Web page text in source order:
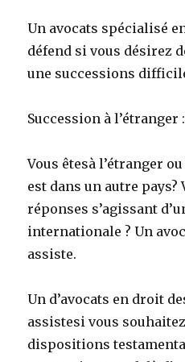
Un avocats spécialisé
défend si vous désirez
une successions
Succession à l’étranger :
Vous êtesà l’étranger
est dans un autre pays?
réponses s’agissant
internationale ? Un
assiste.
Un d’avocats en droit
assistesi vous
dispositions